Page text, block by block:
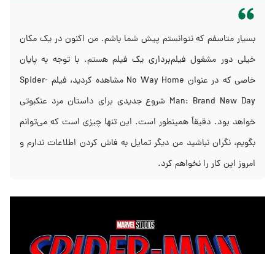
بسیار متاسفم که نتوانستم پیش شما باشم. من اکنون در یک مکان
خیلی دور مشغول فیلم‌برداری یک فیلم هستم. با توجه به پایان
خاصی که در عنوان No Way Home مشاهده کردید، فیلم Spider-
Man: Brand New Day شروع جدیدی برای داستان مرد عنکبوتی
خواهد بود. دقیقاً همینطور است. این تنها چیزی است که می‌توانم
بگویم، نگران نباشید من دیگر تمایل به فاش کردن اطلاعات ندارم و
امروز این کار را نخواهم کرد.